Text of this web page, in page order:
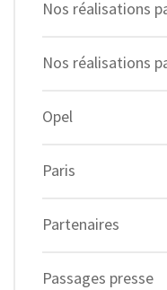
Nos réalisations
Nos réalisations
Opel
Paris
Partenaires
Passages presse